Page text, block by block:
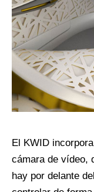
El KWID
cámara de vídeo,
hay por delante